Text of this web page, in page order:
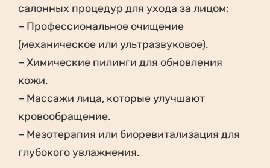
салонных процедур для ухода за лицом:
– Профессиональное очищение
(механическое или ультразвуковое).
– Химические пилинги для обновления
кожи.
– Массажи лица, которые улучшают
кровообращение.
– Мезотерапия или биоревитализация для
глубокого увлажнения.